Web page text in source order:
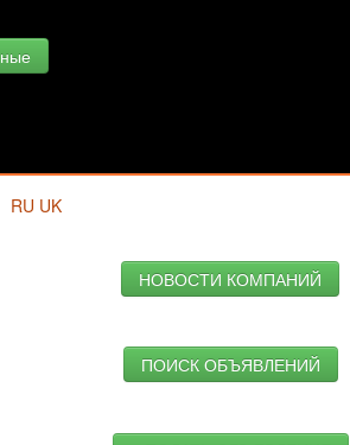
RU UK
НОВОСТИ КОМПАНИЙ
ПОИСК ОБЪЯВЛЕНИЙ